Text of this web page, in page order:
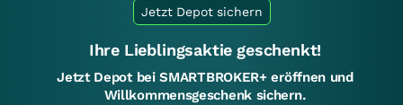
Jetzt Depot sichern
Ihre Lieblingsaktie geschenkt!
Jetzt Depot bei SMARTBROKER+ eröffnen und
Willkommensgeschenk sichern.